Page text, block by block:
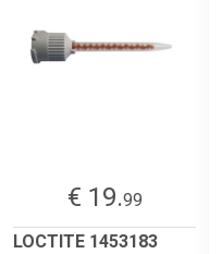
€ 19.99
LOCTITE 1453183